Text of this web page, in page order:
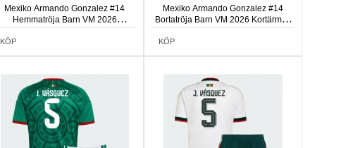
Mexiko Armando Gonzalez #14
Hemmatröja Barn VM 2026
Kortärmad (+ Korta byxor)
KÖP
Mexiko Armando Gonzalez #14
Bortatröja Barn VM 2026 Kortärmad
(+ Korta byxor)
KÖP